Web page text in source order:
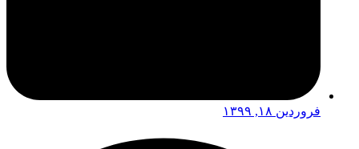
فروردین ۱۸, ۱۳۹۹